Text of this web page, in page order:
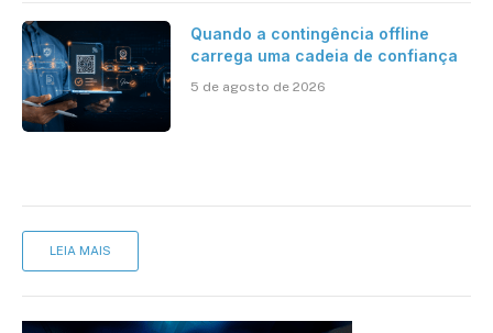
Quando a contingência offline
carrega uma cadeia de confiança
5 de agosto de 2026
LEIA MAIS